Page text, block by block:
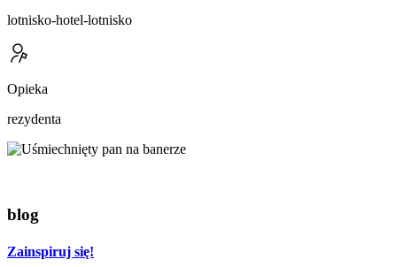
lotnisko-hotel-lotnisko
Opieka
rezydenta
blog
Zainspiruj się!